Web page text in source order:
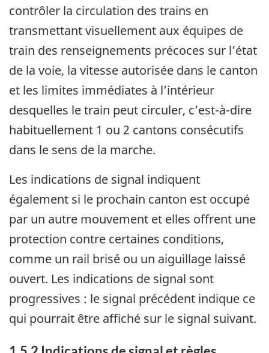
contrôler la circulation des trains en
transmettant visuellement aux équipes de
train des renseignements précoces sur l’état
de la voie, la vitesse autorisée dans le canton
et les limites immédiates à l’intérieur
desquelles le train peut circuler, c’est-à-dire
habituellement 1 ou 2 cantons consécutifs
dans le sens de la marche.
Les indications de signal indiquent
également si le prochain canton est occupé
par un autre mouvement et elles offrent une
protection contre certaines conditions,
comme un rail brisé ou un aiguillage laissé
ouvert. Les indications de signal sont
progressives : le signal précédent indique ce
qui pourrait être affiché sur le signal suivant.